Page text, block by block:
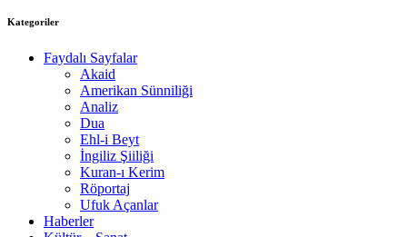
Kategoriler
Faydalı Sayfalar
Akaid
Amerikan Sünniliği
Analiz
Dua
Ehl-i Beyt
İngiliz Şiiliği
Kuran-ı Kerim
Röportaj
Ufuk Açanlar
Haberler